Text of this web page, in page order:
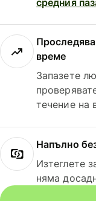
време
Запазете
течение на
Напълно
Изтеглете
няма